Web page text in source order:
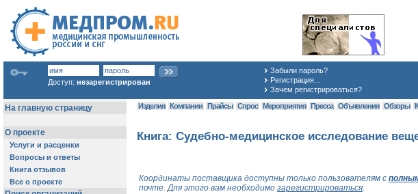
Доступ: незарегистрирован
Забыли пароль?
Регистрация...
Зачем регистрироваться?
Изделия Компании Прайсы Спрос Мероприятия Пресса Объявления Обзоры
Книга: Судебно-медицинское исследование
Координаты поставщика доступны только пользователям с
почте. Для этого вам необходимо зарегистрироваться.